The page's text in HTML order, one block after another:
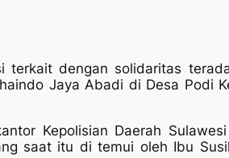
terkait dengan solidaritas
Jaya Abadi di Desa Podi
Kepolisian Daerah
saat itu di temui oleh Ibu